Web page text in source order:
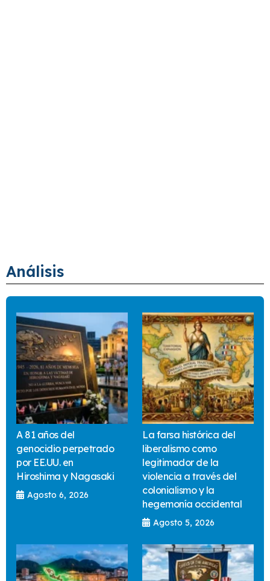
Análisis
A 81 años del
genocidio perpetrado
por EE.UU. en
Hiroshima y Nagasaki
Agosto 6, 2026
La farsa histórica del
liberalismo como
legitimador de la
violencia a través del
colonialismo y la
hegemonía occidental
Agosto 5, 2026